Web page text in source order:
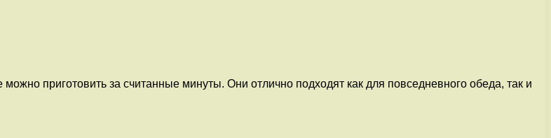
приготовить за считанные минуты. Они отлично подходят как для повседневного обеда, так и